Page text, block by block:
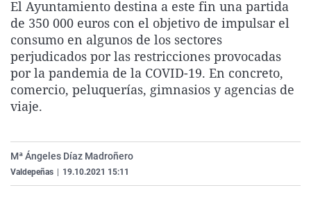
La rosa de los vientos
Gente viajera
Como el perro y el
Caso
Retornados
Equipo de
Operación Viuda
Extremadura
Galicia
La Rioja
Navarra
Virales
Televisión
Elecciones
El Ayuntamiento destina a este fin una partida
de 350 000 euros con el objetivo de impulsar el
consumo en algunos de los sectores
perjudicados por las restricciones provocadas
por la pandemia de la COVID-19. En concreto,
comercio, peluquerías, gimnasios y agencias de
viaje.
Mª Ángeles Díaz Madroñero
Valdepeñas 19.10.2021 15:11